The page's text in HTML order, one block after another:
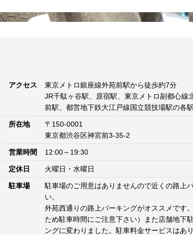
アクセス
東京メトロ銀座線外苑前駅から徒歩約7分
JR千駄ヶ谷駅、原宿駅、東京メトロ副都心線
前駅、都営地下鉄大江戸線国立競技場駅の各
所在地
〒150-0001
東京都渋谷区神宮前3-35-2
営業時間 12:00～19:30
定休日 火曜日・水曜日
駐車場
駐車場のご用意はありませんので近くの路上
い。
外苑西通りの路上パーキングがオススメです
ため駐車時間にご注意下さい）また店舗地下
ングに変わりました。駐車料金サービスはあ